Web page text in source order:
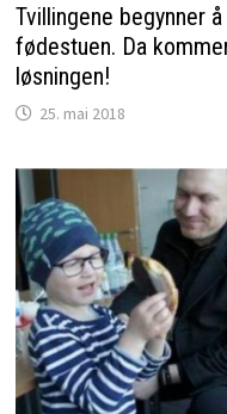
Tvillingene begynner
fødestuen. Da
løsningen!
25. mai 2018